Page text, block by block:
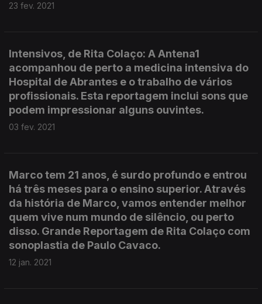
23 fev. 2021
Intensivos, de Rita Colaço: A Antena1
acompanhou de perto a medicina intensiva do
Hospital de Abrantes e o trabalho de vários
profissionais. Esta reportagem inclui sons que
podem impressionar alguns ouvintes.
03 fev. 2021
Marco tem 21 anos, é surdo profundo e entrou
há três meses para o ensino superior. Através
da história de Marco, vamos entender melhor
quem vive num mundo de silêncio, ou perto
disso. Grande Reportagem de Rita Colaço com
sonoplastia de Paulo Cavaco.
12 jan. 2021